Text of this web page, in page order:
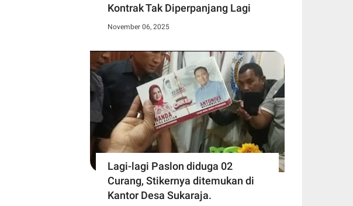
Kontrak Tak Diperpanjang Lagi
November 06, 2025
Lagi-lagi Paslon diduga 02
Curang, Stikernya ditemukan di
Kantor Desa Sukaraja.